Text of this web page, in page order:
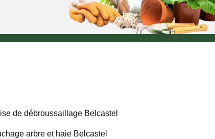
de débroussaillage Belcastel
arbre et haie Belcastel